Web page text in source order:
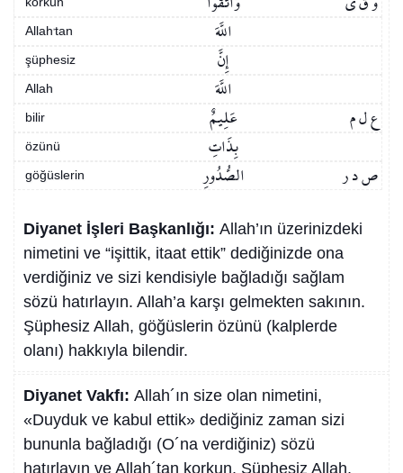
Allah’tan اللَّهَ
şüphesiz إِنَّ
Allah اللَّهَ
bilir ع ل م عَلِيمٌ
özünü بِذَاتِ
göğüslerin ص د ر الصُّدُورِ
Diyanet İşleri Başkanlığı: Allah’ın üzerinizdeki
nimetini ve “işittik, itaat ettik” dediğinizde ona
verdiğiniz ve sizi kendisiyle bağladığı sağlam
sözü hatırlayın. Allah’a karşı gelmekten sakının.
Şüphesiz Allah, göğüslerin özünü (kalplerde
olanı) hakkıyla bilendir.
Diyanet Vakfı: Allah´ın size olan nimetini,
«Duyduk ve kabul ettik» dediğiniz zaman sizi
bununla bağladığı (O´na verdiğiniz) sözü
hatırlayın ve Allah´tan korkun. Şüphesiz Allah,